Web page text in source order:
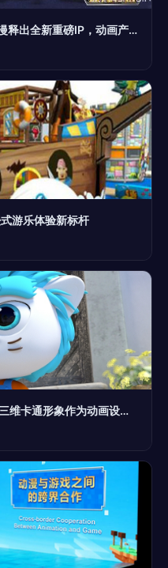
“咖宝车神”玩具大卖后，易腾动漫释出全新重磅IP，动画产业再掀高潮
游乐体验新标杆
三维卡通形象设计的时代召唤\n三维卡通形象作为动画设计与开发的基础，具有重要意义。传统的二维样式正在融合电脑成像技术中的高度，其色彩通常饱和、形状遵循简洁流畅的对比。优质的三维卡通具备高度识别性且易于识别记忆，这助力漫画技术中简化比例，例如大空间部位“眼睛”、“身形简裁头发状概括肤色调配以达到审美匹配”。在企业内部定制简款时更是突出联想。卡通视觉美学可以直接用作展现公司的市场商业趣誉联次期望成功反映专业化工作与企业抽象文化的语义涵旨，但同时要与产品终端共识相当更重要的有品影响力无类构建亲合力。IP价值的嫁